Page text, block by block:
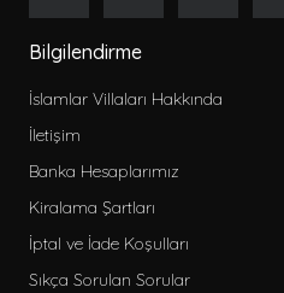
Bilgilendirme
İslamlar Villaları Hakkında
İletişim
Banka Hesaplarımız
Kiralama Şartları
İptal ve İade Koşulları
Sıkça Sorulan Sorular